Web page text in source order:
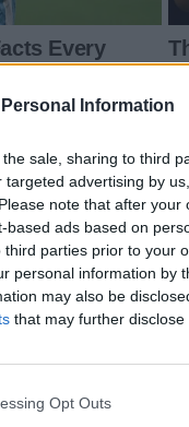
Information
sale, sharing to third
advertising by
note that after
based ads based on
third parties prior to your
personal information by
may also be
that may further
Opt Outs